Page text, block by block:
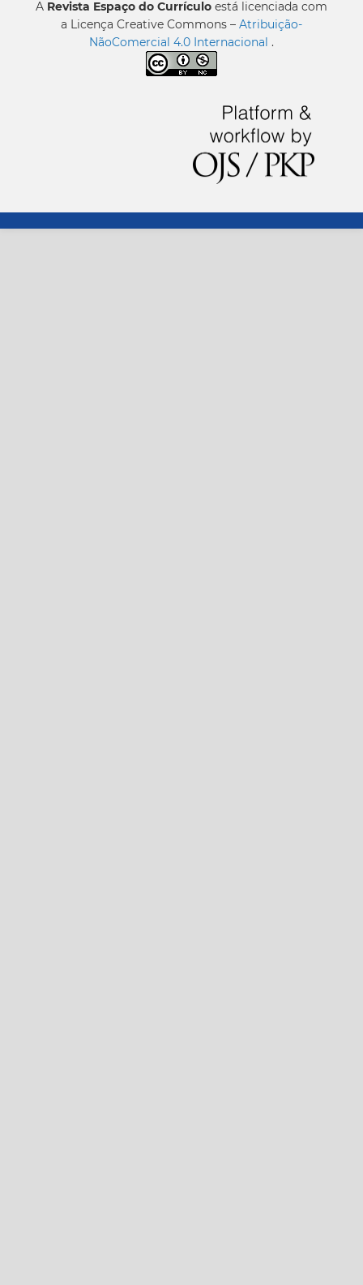
A Revista Espaço do Currículo está licenciada com
a Licença Creative Commons – Atribuição-
NãoComercial 4.0 Internacional .